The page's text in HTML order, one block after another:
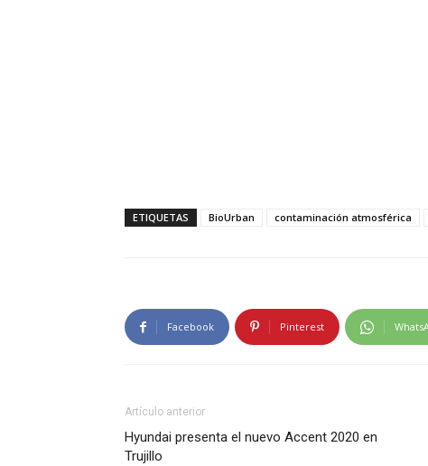
ETIQUETAS BioUrban contaminación atmosférica
Facebook Pinterest
Artículo anterior
Hyundai presenta el nuevo Accent 2020 en
Trujillo